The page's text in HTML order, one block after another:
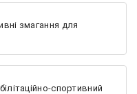
змагання для
спортивний